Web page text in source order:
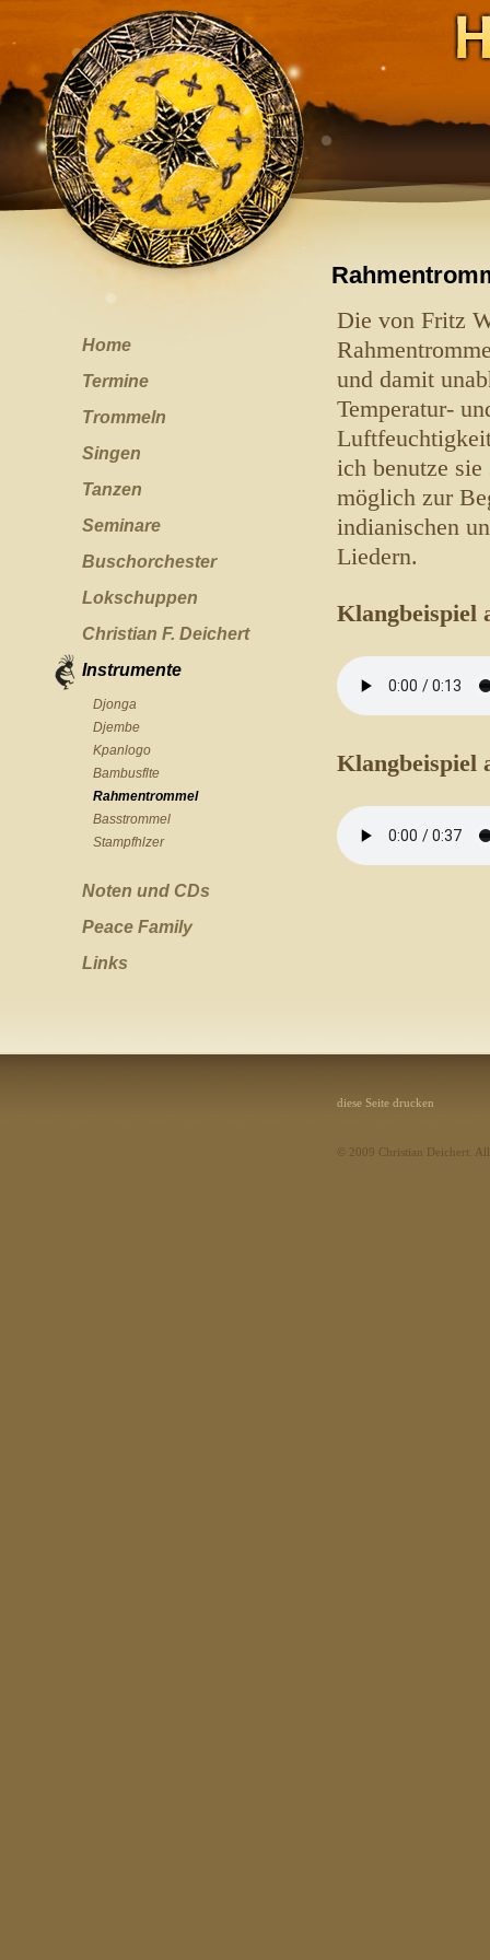
Home
Termine
Trommeln
Singen
Tanzen
Seminare
Buschorchester
Lokschuppen
Christian F. Deichert
Instrumente
Djonga
Djembe
Kpanlogo
Bambusflte
Rahmentrommel
Basstrommel
Stampfhlzer
Noten und CDs
Peace Family
Links
Die von Fritz
und damit
Temperatur-
ich benutze
möglich zur
indianischen
Liedern.
Klangbeispiel
Klangbeispiel
diese Seite drucken
© 2009 Christian Deichert.